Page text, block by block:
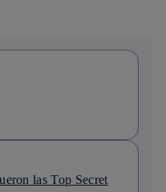
las Top Secret